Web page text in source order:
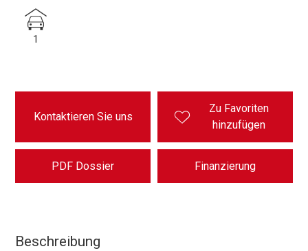
1
Kontaktieren Sie uns
Zu Favoriten
hinzufügen
PDF Dossier Finanzierung
Beschreibung